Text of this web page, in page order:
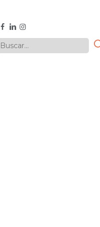
facebook
linkedin
instagram